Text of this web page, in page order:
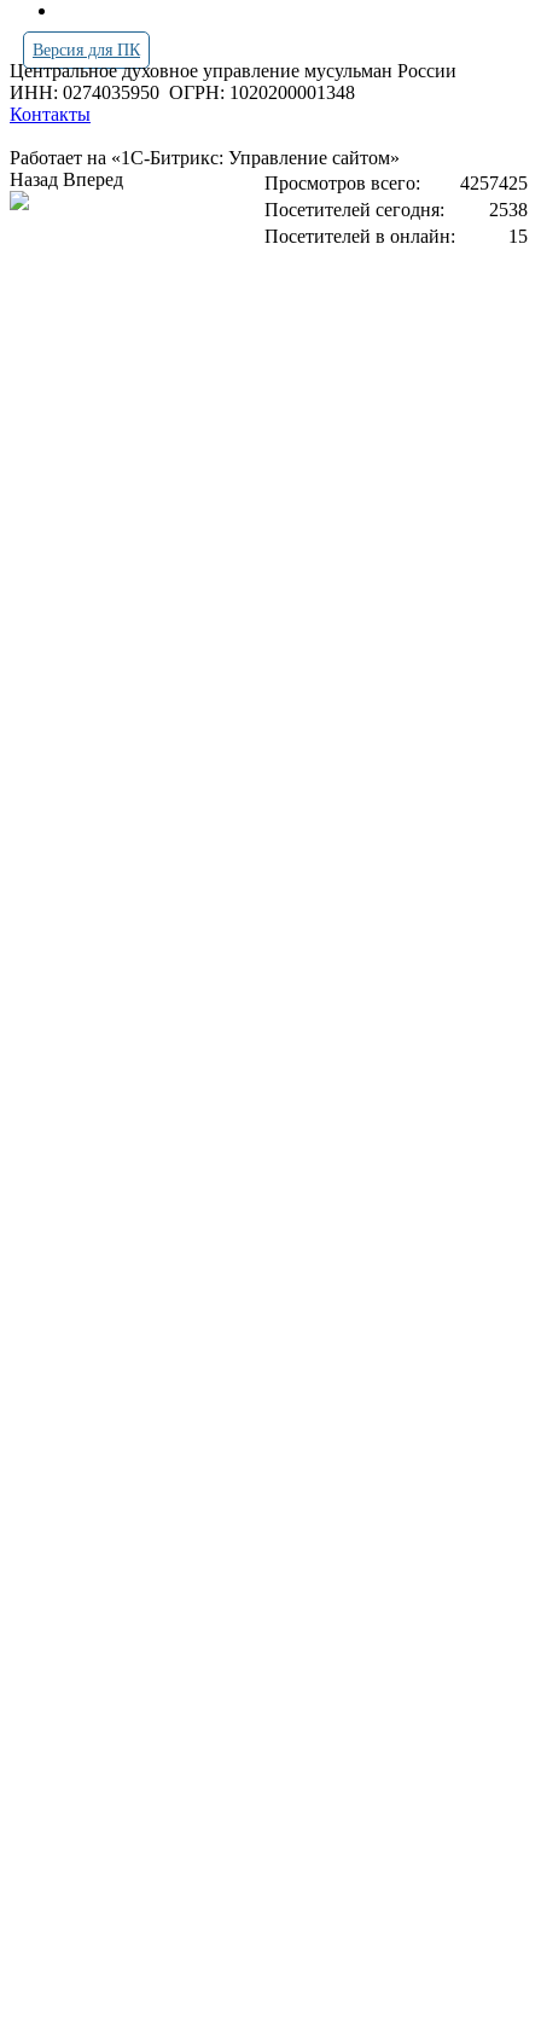
Версия для ПК
Центральное духовное управление мусульман России
ИНН: 0274035950 ОГРН: 1020200001348
Контакты
Работает на «1С-Битрикс: Управление сайтом»
Просмотров всего:
4257425
Посетителей сегодня:
2538
Посетителей в онлайн:
15
Назад Вперед